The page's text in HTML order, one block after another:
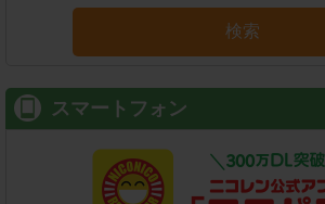
検索
スマートフォン